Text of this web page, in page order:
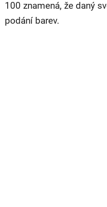
100 znamená, že daný
podání barev.